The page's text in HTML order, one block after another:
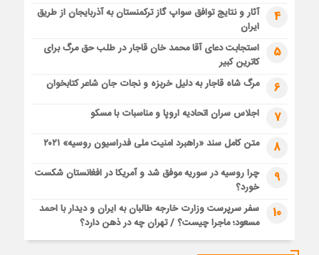
4
آثار و نتایج توافق سواپ گاز ترکمنستان به آذربایجان از طریق
ایران
5
استجابت دعای آقا محمد خان قاجار در طلب حق مرگ برای
کاترین کبیر
6 مرگ شاه قاجار به دلیل خربزه و نجات جان شاعر کتابخوان
7 اجلاس سران اتحادیه اروپا و مناسبات با مسکو
8 متن کامل سند «راهبرد امنیت ملی فدراسیون روسیه» ۲۰۲۱
9
چرا روسیه در سوریه موفق شد و آمریکا در افغانستان شکست
خورد؟
10
سفر سرپرست وزارت خارجه طالبان به ایران و دیدار با احمد
مسعود؛ ماجرا چیست؟ / تهران چه در ذهن دارد؟